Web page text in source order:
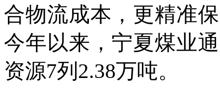
合物流成本，更精准
今年以来，宁夏煤业
资源7列2.38万吨。